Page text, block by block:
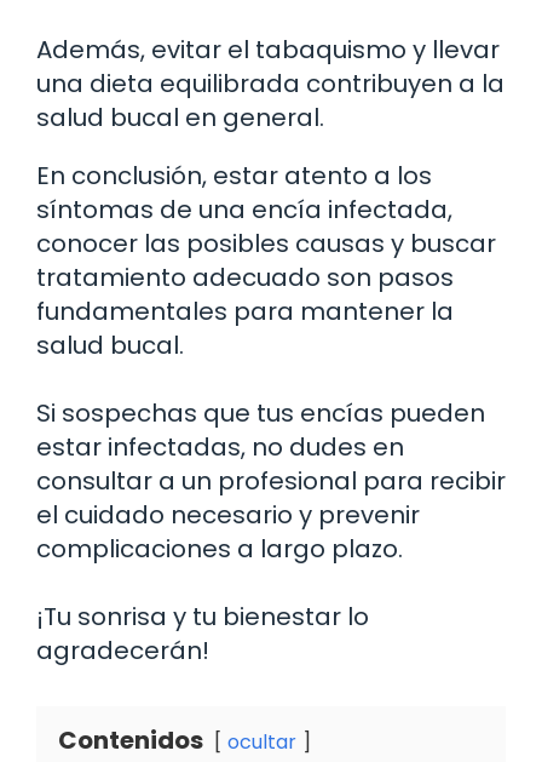
Además, evitar el tabaquismo y llevar
una dieta equilibrada contribuyen a la
salud bucal en general.
En conclusión, estar atento a los
síntomas de una encía infectada,
conocer las posibles causas y buscar
tratamiento adecuado son pasos
fundamentales para mantener la
salud bucal.
Si sospechas que tus encías pueden
estar infectadas, no dudes en
consultar a un profesional para recibir
el cuidado necesario y prevenir
complicaciones a largo plazo.
¡Tu sonrisa y tu bienestar lo
agradecerán!
Contenidos ocultar